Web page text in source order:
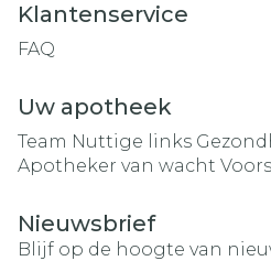
Klantenservice
FAQ
Uw apotheek
Team Nuttige links
Apotheker van wacht
Nieuwsbrief
Blijf op de hoogte van